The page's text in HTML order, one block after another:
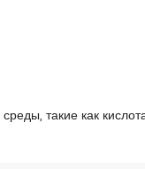
такие как